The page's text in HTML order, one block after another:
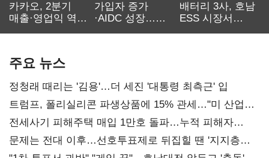
카카오, 2분기
매출·영업익 역대
가입자 증가
·AIDC 성장…
배터리 3사, 호남
ESS 시장서
주요 뉴스
정청래 때리는 '김용'…더 세진 '대통령 최측근' 입
트럼프, 폴리실리콘 파생상품에 15% 관세…"미 산업
재건"
전세사기 피해주택 매입 1만호 돌파…누적 피해자
4만278명
문제는 전대 이후…선호투표제로 뒤집힐 땐 '지지층